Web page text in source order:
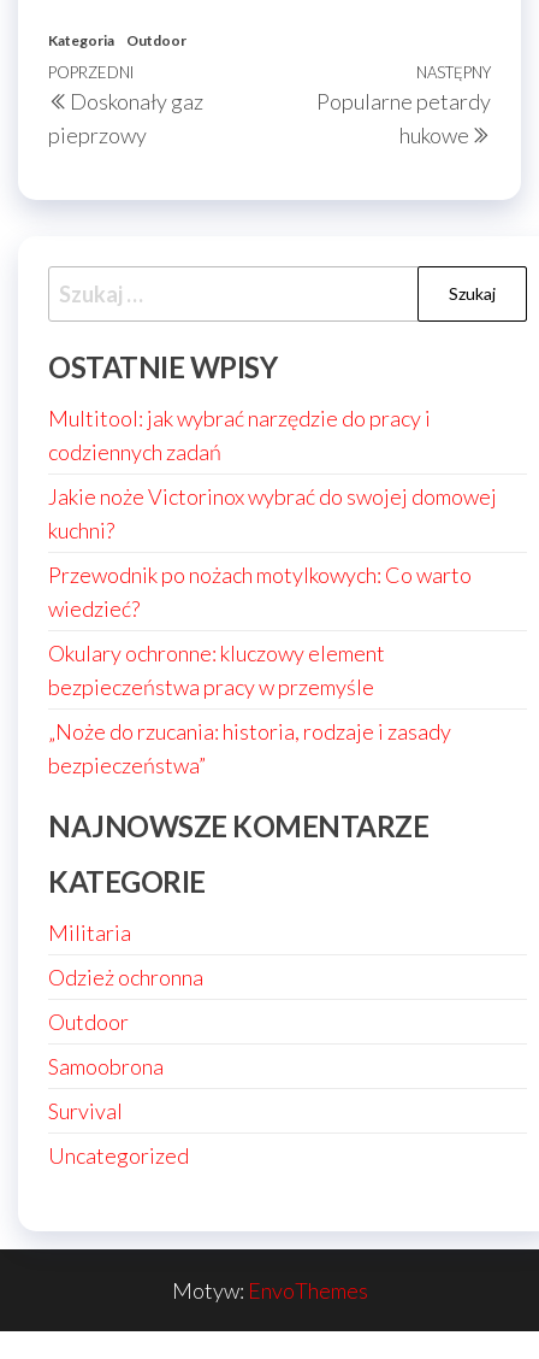
Kategoria Outdoor
Nawigacja
wpisu
Poprzedni
wpis
POPRZEDNI
Doskonały gaz
pieprzowy
NASTĘPNY
Popularne petardy
hukowe
Szukaj:
OSTATNIE WPISY
Multitool: jak wybrać narzędzie do pracy i
codziennych zadań
Jakie noże Victorinox wybrać do swojej domowej
kuchni?
Przewodnik po nożach motylkowych: Co warto
wiedzieć?
Okulary ochronne: kluczowy element
bezpieczeństwa pracy w przemyśle
„Noże do rzucania: historia, rodzaje i zasady
bezpieczeństwa”
NAJNOWSZE KOMENTARZE
KATEGORIE
Militaria
Odzież ochronna
Outdoor
Samoobrona
Survival
Uncategorized
Motyw: EnvoThemes